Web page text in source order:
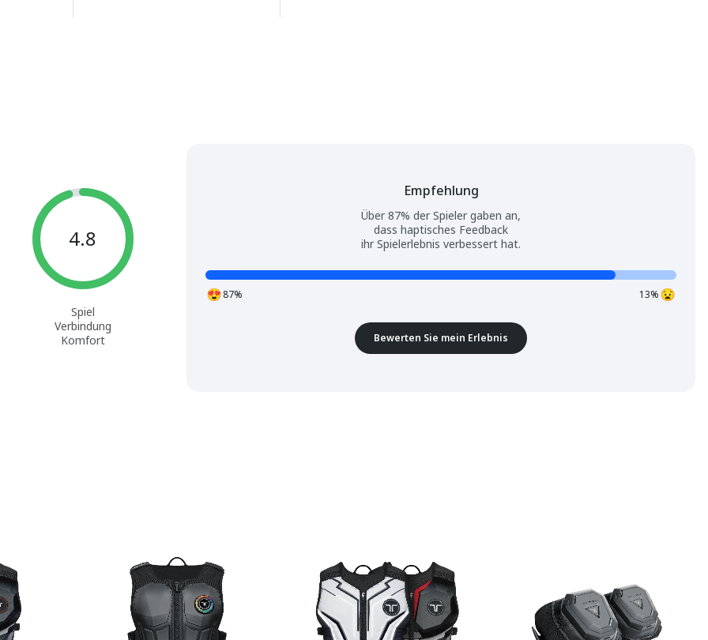
4.8
Spiel
Verbindung
Komfort
Empfehlung
Über 87% der Spieler gaben an,
dass haptisches Feedback
ihr Spielerlebnis verbessert hat.
87% 13%
Bewerten Sie mein Erlebnis